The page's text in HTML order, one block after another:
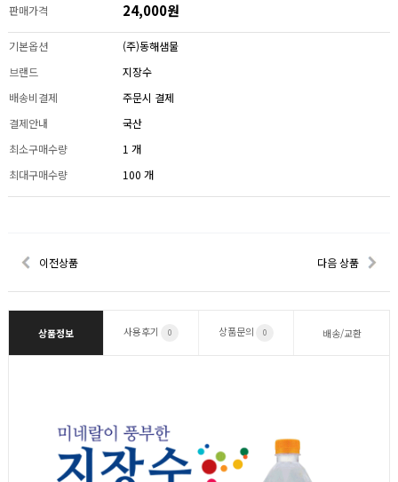
판매가격
24,000원
기본옵션
(주)동해샘물
브랜드
지장수
배송비결제
주문시 결제
결제안내
국산
최소구매수량
1 개
최대구매수량
100 개
이전상품 다음 상품
상품정보 사용후기 0 상품문의 0 배송/교환